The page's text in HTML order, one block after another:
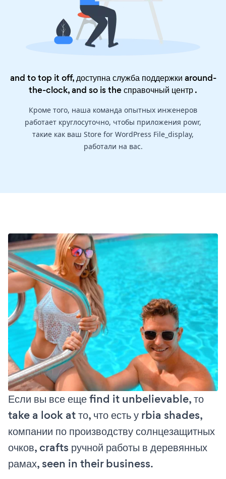
and to top it off, доступна служба поддержки around-
the-clock, and so is theсправочный центр.
Кроме того, наша команда опытных инженеров
работает круглосуточно, чтобы приложения powr,
такие как ваш Store for WordPress File_display,
работали на вас.
Если вы все еще find it unbelievable, то
take a look at то, что есть у rbia shades,
компании по производству солнцезащитных
очков, crafts ручной работы в деревянных
рамах, seen in their business.